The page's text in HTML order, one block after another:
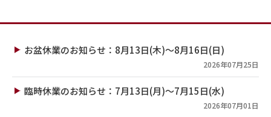
お盆休業のお知らせ：8月13日(木)～8月16日(日)
2026年07月25日
臨時休業のお知らせ：7月13日(月)～7月15日(水)
2026年07月01日